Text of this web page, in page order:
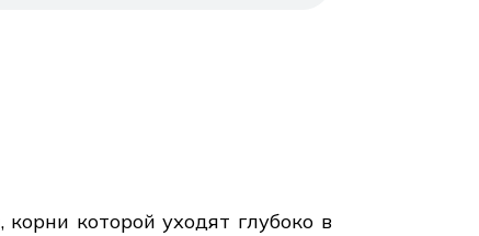
которой уходят глубоко в